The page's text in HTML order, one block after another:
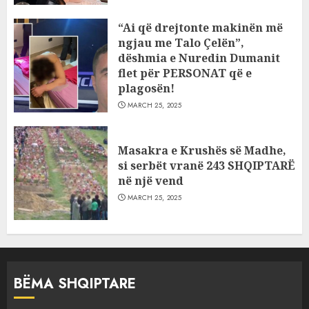
“Ai që drejtonte makinën më
ngjau me Talo Çelën”,
dëshmia e Nuredin Dumanit
flet për PERSONAT që e
plagosën!
MARCH 25, 2025
Masakra e Krushës së Madhe,
si serbët vranë 243 SHQIPTARË
në një vend
MARCH 25, 2025
BËMA SHQIPTARE